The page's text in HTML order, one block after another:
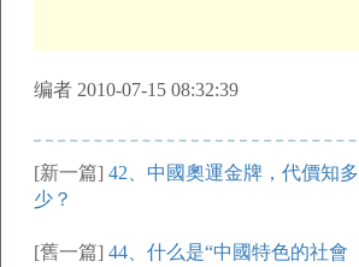
编者 2010-07-15 08:32:39
[新一篇] 42、中國奧運金牌，代價知多
少？
[舊一篇] 44、什么是“中國特色的社會